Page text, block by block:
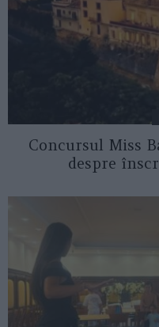
Concursul Miss
despre